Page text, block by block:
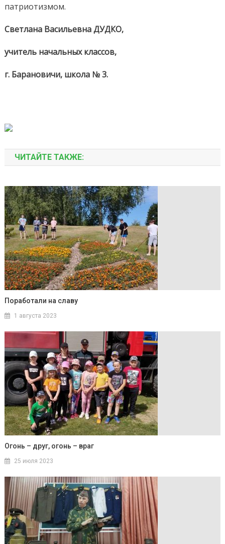
патриотизмом.
Светлана Васильевна ДУДКО,
учитель начальных классов,
г. Барановичи, школа № 3.
ЧИТАЙТЕ ТАКЖЕ:
Поработали на славу
1 августа 2023
Огонь – друг, огонь – враг
25 июля 2023